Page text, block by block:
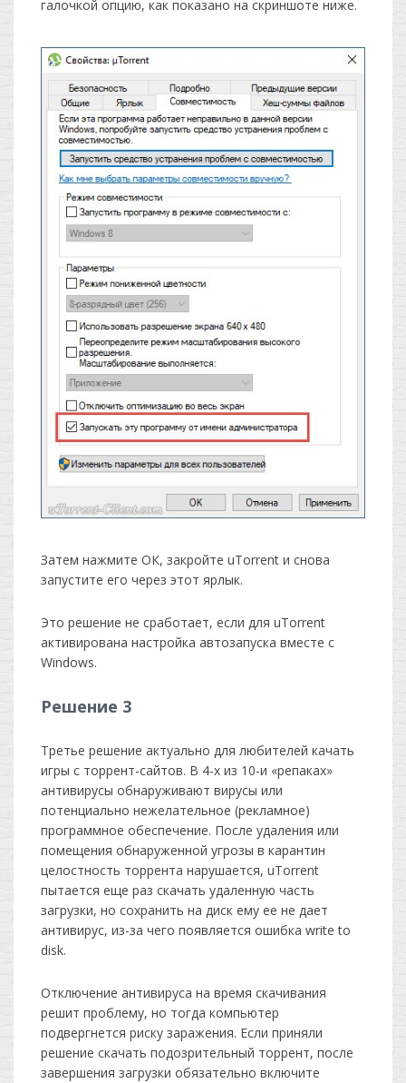
галочкой опцию, как показано на скриншоте ниже.
Затем нажмите ОК, закройте uTorrent и снова
запустите его через этот ярлык.
Это решение не сработает, если для uTorrent
активирована настройка автозапуска вместе с
Windows.
Решение 3
Третье решение актуально для любителей качать
игры с торрент-сайтов. В 4-х из 10-и «репаках»
антивирусы обнаруживают вирусы или
потенциально нежелательное (рекламное)
программное обеспечение. После удаления или
помещения обнаруженной угрозы в карантин
целостность торрента нарушается, uTorrent
пытается еще раз скачать удаленную часть
загрузки, но сохранить на диск ему ее не дает
антивирус, из-за чего появляется ошибка write to
disk.
Отключение антивируса на время скачивания
решит проблему, но тогда компьютер
подвергнется риску заражения. Если приняли
решение скачать подозрительный торрент, после
завершения загрузки обязательно включите